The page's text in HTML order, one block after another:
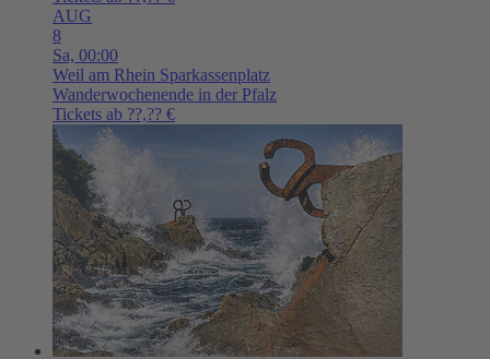
AUG
8
Sa, 00:00
Weil am Rhein Sparkassenplatz
Wanderwochenende in der Pfalz
Tickets ab ??,?? €